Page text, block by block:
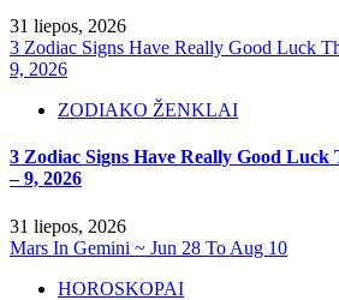
31 liepos, 2026
3 Zodiac Signs Have Really Good Luck
9, 2026
ZODIAKO ŽENKLAI
3 Zodiac Signs Have Really Good Luck
– 9, 2026
31 liepos, 2026
Mars In Gemini ~ Jun 28 To Aug 10
HOROSKOPAI